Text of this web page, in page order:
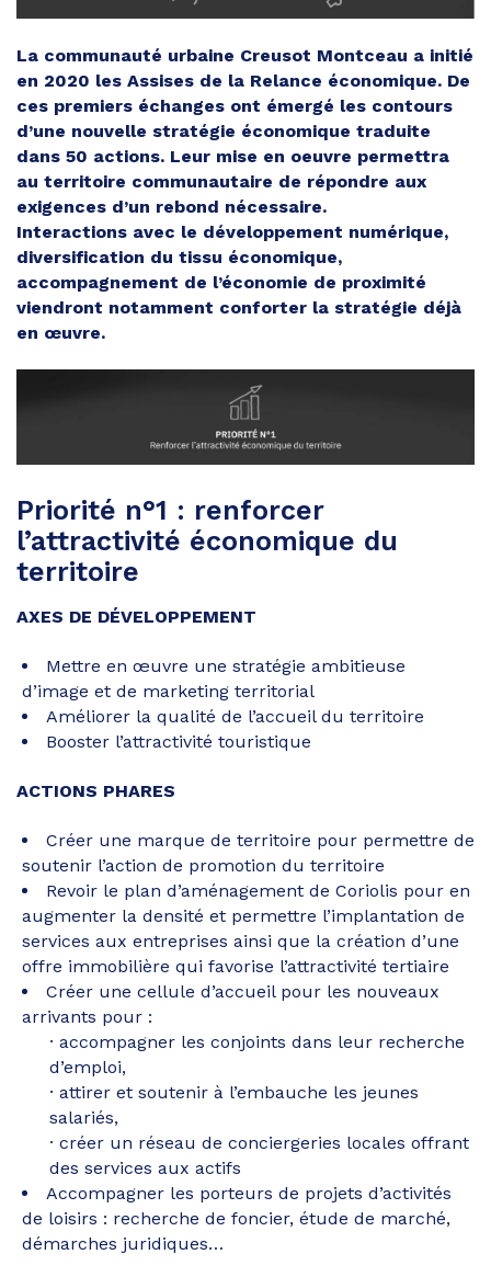
La communauté urbaine Creusot Montceau a initié
en 2020 les Assises de la Relance économique. De
ces premiers échanges ont émergé les contours
d’une nouvelle stratégie économique traduite
dans 50 actions. Leur mise en oeuvre permettra
au territoire communautaire de répondre aux
exigences d’un rebond nécessaire.
Interactions avec le développement numérique,
diversification du tissu économique,
accompagnement de l’économie de proximité
viendront notamment conforter la stratégie déjà
en œuvre.
Priorité n°1 : renforcer
l’attractivité économique du
territoire
AXES DE DÉVELOPPEMENT
Mettre en œuvre une stratégie ambitieuse
d’image et de marketing territorial
Améliorer la qualité de l’accueil du territoire
Booster l’attractivité touristique
ACTIONS PHARES
Créer une marque de territoire pour permettre de
soutenir l’action de promotion du territoire
Revoir le plan d’aménagement de Coriolis pour en
augmenter la densité et permettre l’implantation de
services aux entreprises ainsi que la création d’une
offre immobilière qui favorise l’attractivité tertiaire
Créer une cellule d’accueil pour les nouveaux
arrivants pour :
accompagner les conjoints dans leur recherche
d’emploi,
attirer et soutenir à l’embauche les jeunes
salariés,
créer un réseau de conciergeries locales offrant
des services aux actifs
Accompagner les porteurs de projets d’activités
de loisirs : recherche de foncier, étude de marché,
démarches juridiques…